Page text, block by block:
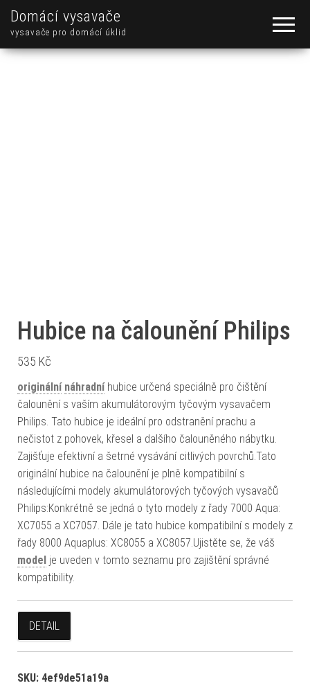
Domácí vysavače
vysavače pro domácí úklid
Hubice na čalounění Philips
535 Kč
originální náhradníhubice určená speciálně pro čištění
čalounění s vaším akumulátorovým tyčovým vysavačem
Philips. Tato hubice je ideální pro odstranění prachu a
nečistot z pohovek, křesel a dalšího čalouněného nábytku.
Zajišťuje efektivní a šetrné vysávání citlivých povrchů.Tato
originální hubice na čalounění je plně kompatibilní s
následujícími modely akumulátorových tyčových vysavačů
Philips:Konkrétně se jedná o tyto modely z řady 7000 Aqua:
XC7055 a XC7057. Dále je tato hubice kompatibilní s modely z
řady 8000 Aquaplus: XC8055 a XC8057.Ujistěte se, že váš
model je uveden v tomto seznamu pro zajištění správné
kompatibility.
DETAIL
SKU: 4ef9de51a19a